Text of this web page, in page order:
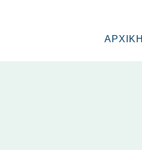
ΑΡΧΙΚΗ